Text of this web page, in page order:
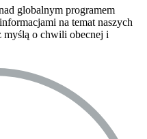
globalnym programem
na temat naszych
o chwili obecnej i